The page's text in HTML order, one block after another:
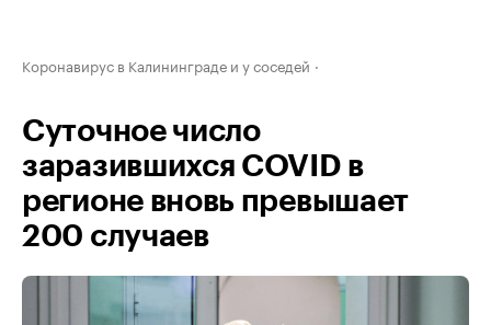
Коронавирус в Калининграде и у соседей
Суточное число
заразившихся COVID в
регионе вновь превышает
200 случаев